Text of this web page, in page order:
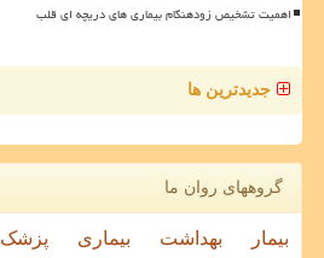
اهمیت تشخیص زودهنگام بیماری های دریچه ای قلب
جدیدترین ها
گروههای روان ما
بیمار بهداشت بیماری پزشک